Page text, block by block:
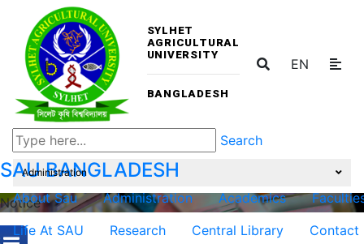
SYLHET
AGRICULTURAL
UNIVERSITY
BANGLADESH
EN
Search
SAUBANGLADESH
About Sau Administration Academics
Life At SAU
Research Central Library Contact
Administration
Notice